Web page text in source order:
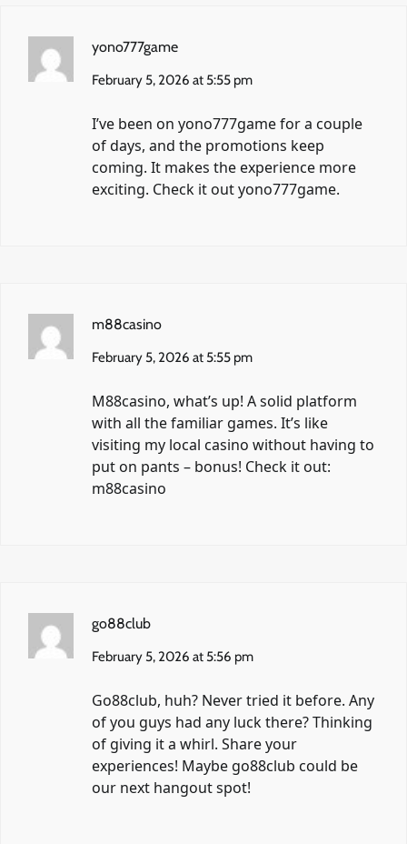
yono777game
February 5, 2026 at 5:55 pm
I’ve been on yono777game for a couple
of days, and the promotions keep
coming. It makes the experience more
exciting. Check it outyono777game.
m88casino
February 5, 2026 at 5:55 pm
M88casino, what’s up! A solid platform
with all the familiar games. It’s like
visiting my local casino without having to
put on pants – bonus! Check it out:
m88casino
go88club
February 5, 2026 at 5:56 pm
Go88club, huh? Never tried it before. Any
of you guys had any luck there? Thinking
of giving it a whirl. Share your
experiences! Maybe go88club could be
our next hangout spot!